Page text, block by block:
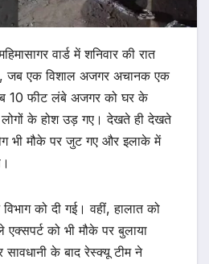
वार्ड में शनिवार की रात
जब एक विशाल अजगर अचानक एक
10 फीट लंबे अजगर को घर के
लोगों के होश उड़ गए। देखते ही देखते
भी मौके पर जुट गए और इलाके में
को दी गई। वहीं, हालात को
को भी मौके पर बुलाया
के बाद रेस्क्यू टीम ने